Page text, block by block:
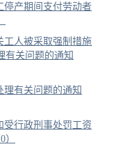
停产期间支付劳动者
工人被采取强制措施
有关问题的通知
理有关问题的通知
受行政刑事处罚工资